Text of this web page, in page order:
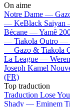
On aime
Notre Dame —
— KeBlack
Bécane —Yamê
— Tiakola Outro —
— Gazo & Tiakola
La League —
Joseph Kamel
(FR)
Top traduction
Traduction Lose
Shady — Eminem